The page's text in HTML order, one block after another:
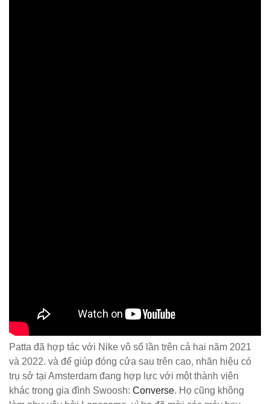
Patta đã hợp tác với Nike vô số lần trên cả hai năm 2021
và 2022. và để giúp đóng cửa sau trên cao, nhãn hiệu có
trụ sở tại Amsterdam đang hợp lực với một thành viên
khác trong gia đình Swoosh: Converse. Họ cũng không